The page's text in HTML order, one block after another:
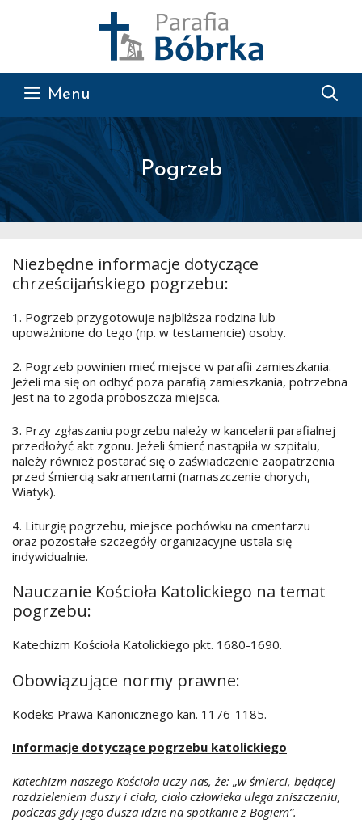
Menu
Pogrzeb
Niezbędne informacje dotyczące
chrześcijańskiego pogrzebu:
1. Pogrzeb przygotowuje najbliższa rodzina lub
upoważnione do tego (np. w testamencie) osoby.
2. Pogrzeb powinien mieć miejsce w parafii zamieszkania.
Jeżeli ma się on odbyć poza parafią zamieszkania, potrzebna
jest na to zgoda proboszcza miejsca.
3. Przy zgłaszaniu pogrzebu należy w kancelarii parafialnej
przedłożyć akt zgonu. Jeżeli śmierć nastąpiła w szpitalu,
należy również postarać się o zaświadczenie zaopatrzenia
przed śmiercią sakramentami (namaszczenie chorych,
Wiatyk).
4. Liturgię pogrzebu, miejsce pochówku na cmentarzu
oraz pozostałe szczegóły organizacyjne ustala się
indywidualnie.
Nauczanie Kościoła Katolickiego na temat
pogrzebu:
Katechizm Kościoła Katolickiego pkt. 1680-1690.
Obowiązujące normy prawne:
Kodeks Prawa Kanonicznego kan. 1176-1185.
Informacje dotyczące pogrzebu katolickiego
Katechizm naszego Kościoła uczy nas, że: „w śmierci, będącej
rozdzieleniem duszy i ciała, ciało człowieka ulega zniszczeniu,
podczas gdy jego dusza idzie na spotkanie z Bogiem”.